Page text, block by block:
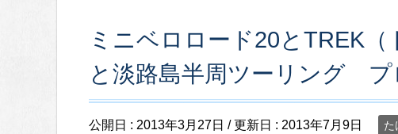
ミニベロロード20とTREK
と淡路島半周ツーリング プ
公開日 : 2013年3月27日 / 更新日 : 2013年7月9日 た